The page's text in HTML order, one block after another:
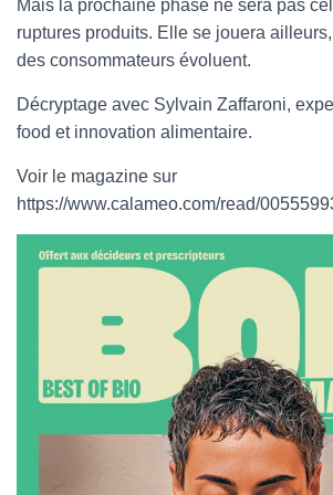
Mais la prochaine phase ne sera pas
ruptures produits. Elle se jouera
des consommateurs évoluent.
Décryptage avec Sylvain Zaffaroni,
food et innovation alimentaire.
Voir le magazine sur
https://www.calameo.com/read/